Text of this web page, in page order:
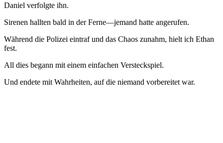
Daniel verfolgte ihn.
Sirenen hallten bald in der Ferne—jemand hatte angerufen.
Während die Polizei eintraf und das Chaos zunahm, hielt ich Ethan
fest.
All dies begann mit einem einfachen Versteckspiel.
Und endete mit Wahrheiten, auf die niemand vorbereitet war.